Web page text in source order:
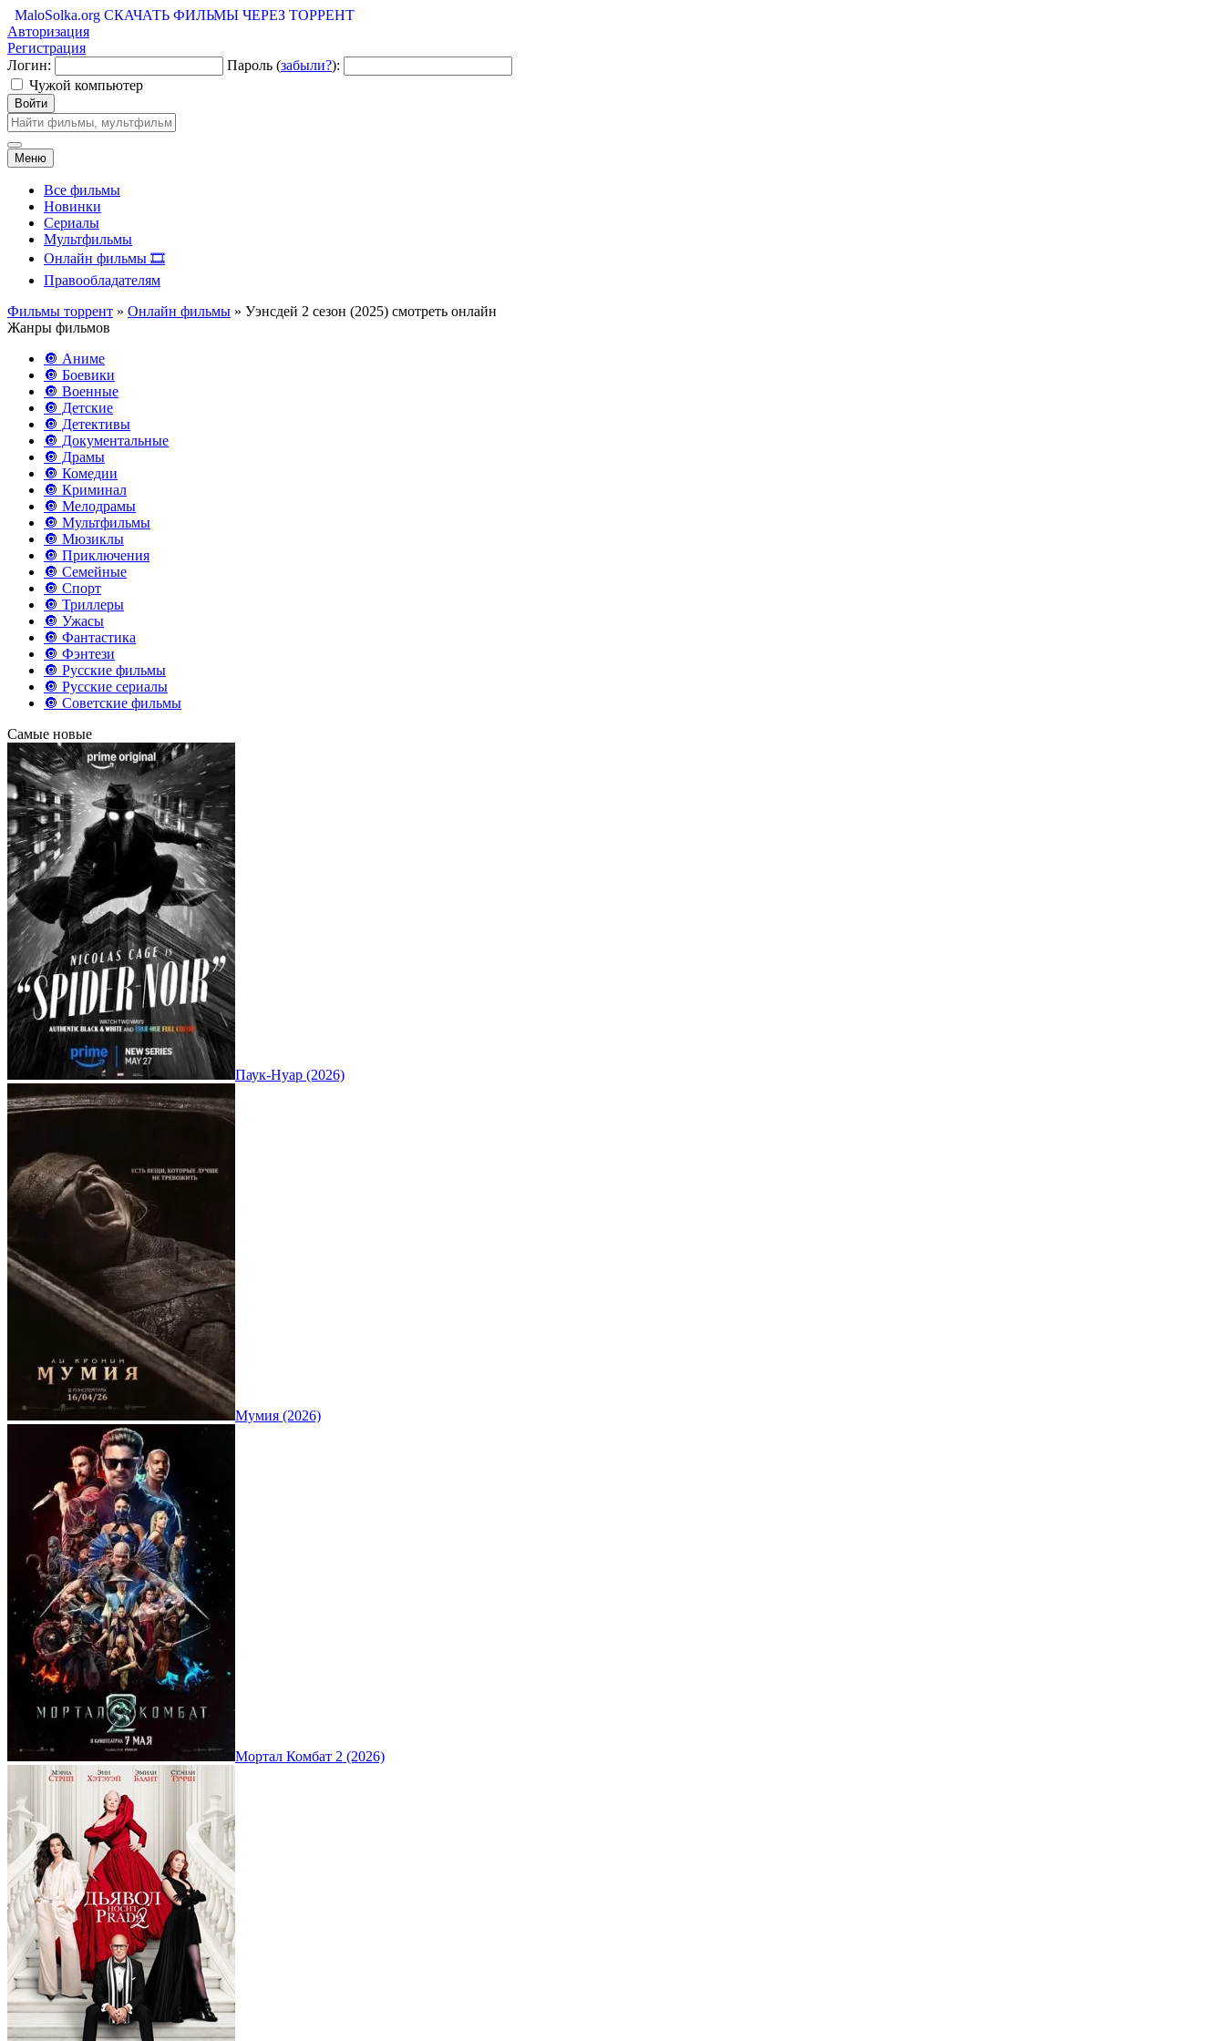
MaloSolka.org СКАЧАТЬ ФИЛЬМЫ ЧЕРЕЗ ТОРРЕНТ
Авторизация
Регистрация
Логин:
Пароль (забыли?):
Чужой компьютер
Войти
Меню
Все фильмы
Новинки
Сериалы
Мультфильмы
Онлайн фильмы 🎞️
Правообладателям
Фильмы торрент » Онлайн фильмы » Уэнсдей 2 сезон (2025) смотреть онлайн
Жанры фильмов
🔘 Аниме
🔘 Боевики
🔘 Военные
🔘 Детские
🔘 Детективы
🔘 Документальные
🔘 Драмы
🔘 Комедии
🔘 Криминал
🔘 Мелодрамы
🔘 Мультфильмы
🔘 Мюзиклы
🔘 Приключения
🔘 Семейные
🔘 Спорт
🔘 Триллеры
🔘 Ужасы
🔘 Фантастика
🔘 Фэнтези
🔘 Русские фильмы
🔘 Русские сериалы
🔘 Советские фильмы
Самые новые
Паук-Нуар (2026)
Мумия (2026)
Мортал Комбат 2 (2026)